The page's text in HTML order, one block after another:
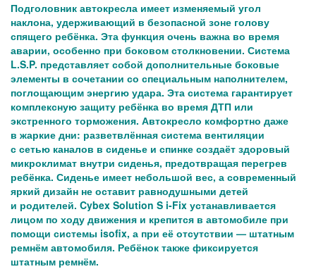
Подголовник автокресла имеет изменяемый угол
наклона, удерживающий в безопасной зоне голову
спящего ребёнка. Эта функция очень важна во время
аварии, особенно при боковом столкновении. Система
L.S.P. представляет собой дополнительные боковые
элементы в сочетании со специальным наполнителем,
поглощающим энергию удара. Эта система гарантирует
комплексную защиту ребёнка во время ДТП или
экстренного торможения. Автокресло комфортно даже
в жаркие дни: разветвлённая система вентиляции
с сетью каналов в сиденье и спинке создаёт здоровый
микроклимат внутри сиденья, предотвращая перегрев
ребёнка. Сиденье имеет небольшой вес, а современный
яркий дизайн не оставит равнодушными детей
и родителей. Cybex Solution S i-Fix устанавливается
лицом по ходу движения и крепится в автомобиле при
помощи системы isofix, а при её отсутствии — штатным
ремнём автомобиля. Ребёнок также фиксируется
штатным ремнём.